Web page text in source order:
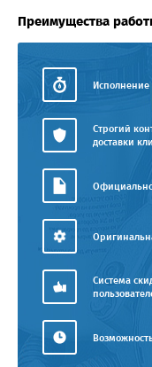
Преимущества
Исполнение
Строгий
доставки
Система